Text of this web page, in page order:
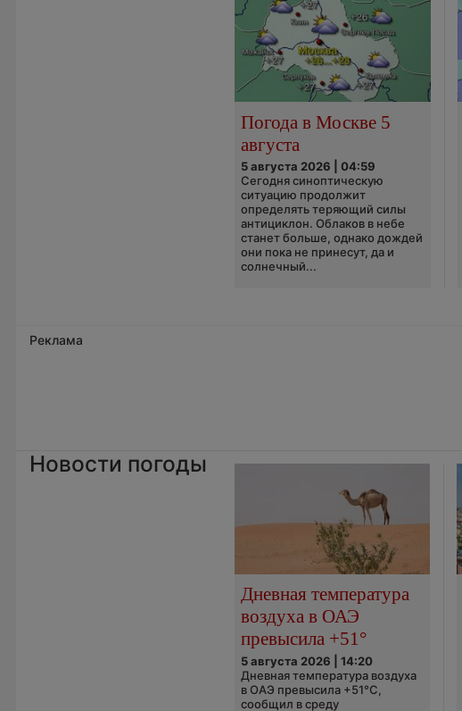
Погода в Москве 5
августа
5 августа 2026 | 04:59
Сегодня синоптическую
ситуацию продолжит
определять теряющий силы
антициклон. Облаков в небе
станет больше, однако дождей
они пока не принесут, да и
солнечный...
Реклама
Новости погоды
Дневная температура
воздуха в ОАЭ
превысила +51°
5 августа 2026 | 14:20
Дневная температура воздуха
в ОАЭ превысила +51°C,
сообщил в среду